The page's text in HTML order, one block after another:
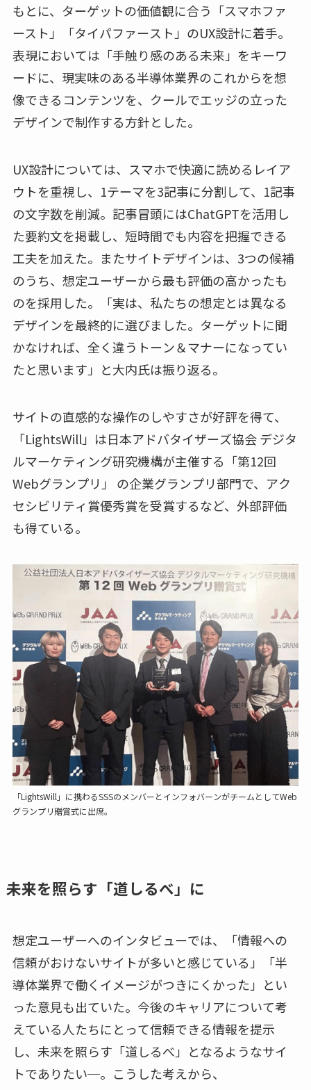
もとに、ターゲットの価値観に合う「スマホファ
ースト」「タイパファースト」のUX設計に着手。
表現においては「手触り感のある未来」をキーワ
ードに、現実味のある半導体業界のこれからを想
像できるコンテンツを、クールでエッジの立った
デザインで制作する方針とした。
UX設計については、スマホで快適に読めるレイア
ウトを重視し、1テーマを3記事に分割して、1記事
の文字数を削減。記事冒頭にはChatGPTを活用し
た要約文を掲載し、短時間でも内容を把握できる
工夫を加えた。またサイトデザインは、3つの候補
のうち、想定ユーザーから最も評価の高かったも
のを採用した。「実は、私たちの想定とは異なる
デザインを最終的に選びました。ターゲットに聞
かなければ、全く違うトーン＆マナーになってい
たと思います」と大内氏は振り返る。
サイトの直感的な操作のしやすさが好評を得て、
「LightsWill」は日本アドバタイザーズ協会 デジタ
ルマーケティング研究機構が主催する「第12回
Webグランプリ」 の企業グランプリ部門で、アク
セシビリティ賞優秀賞を受賞するなど、外部評価
も得ている。
「LightsWill」に携わるSSSのメンバーとインフォバーンがチームとしてWeb
グランプリ贈賞式に出席。
未来を照らす「道しるべ」に
想定ユーザーへのインタビューでは、「情報への
信頼がおけないサイトが多いと感じている」「半
導体業界で働くイメージがつきにくかった」とい
った意見も出ていた。今後のキャリアについて考
えている人たちにとって信頼できる情報を提示
し、未来を照らす「道しるべ」となるようなサイ
トでありたい─。こうした考えから、